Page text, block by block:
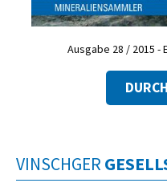
Ausgabe 28 / 2015 -
VINSCHGER